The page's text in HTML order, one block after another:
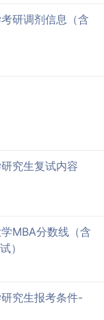
研调剂信息（含
究生复试内容
MBA分数线（含
）
究生报考条件-